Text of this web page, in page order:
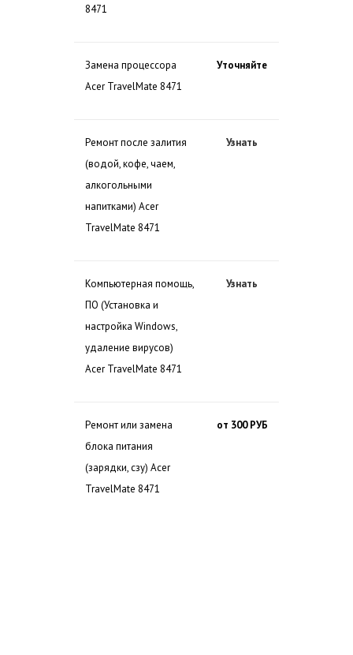
8471
Замена процессора
Acer TravelMate 8471
Уточняйте
Ремонт после залития
(водой, кофе, чаем,
алкогольными
напитками) Acer
TravelMate 8471
Узнать
Компьютерная помощь,
ПО (Установка и
настройка Windows,
удаление вирусов)
Acer TravelMate 8471
Узнать
Ремонт или замена
блока питания
(зарядки, сзу) Acer
TravelMate 8471
от 300 РУБ